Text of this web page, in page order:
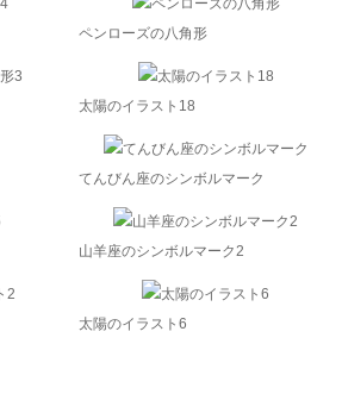
ペンローズの八角形
太陽のイラスト18
てんびん座のシンボルマーク
山羊座のシンボルマーク2
太陽のイラスト6